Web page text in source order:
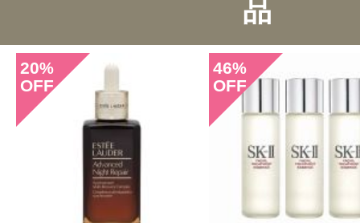
投稿日：2021年02月
イカ 様
感じた効能：うるおい/低刺激・敏感
品
20%
OFF
46%
OFF